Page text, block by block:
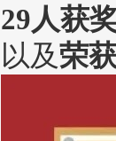
29人获
以及荣